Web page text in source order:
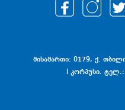
მისამართი: 0179, ქ.
I კორპუსი.